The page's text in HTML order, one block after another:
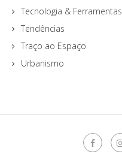
Tecnologia & Ferramentas
Tendências
Traço ao Espaço
Urbanismo